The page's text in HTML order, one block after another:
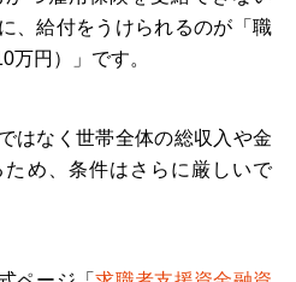
、給付をうけられるのが「職
万円）」です。
はなく世帯全体の総収入や金
め、条件はさらに厳しいで